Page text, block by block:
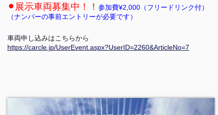
⚫︎展示車両募集中！！ 参加費¥2,000（フリードリンク付）
（ナンバーの事前エントリーが必要です）
車両申し込みはこちらから
https://carcle.jp/UserEvent.aspx?UserID=2260&ArticleNo=7